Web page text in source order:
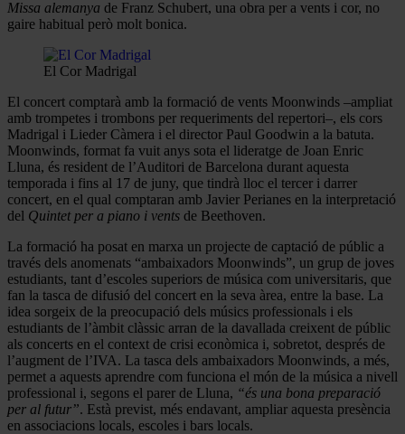
Missa alemanya de Franz Schubert, una obra per a vents i cor, no
gaire habitual però molt bonica.
El Cor Madrigal
El concert comptarà amb la formació de vents Moonwinds –ampliat
amb trompetes i trombons per requeriments del repertori–, els cors
Madrigal i Lieder Càmera i el director Paul Goodwin a la batuta.
Moonwinds, format fa vuit anys sota el lideratge de Joan Enric
Lluna, és resident de l’Auditori de Barcelona durant aquesta
temporada i fins al 17 de juny, que tindrà lloc el tercer i darrer
concert, en el qual comptaran amb Javier Perianes en la interpretació
del Quintet per a piano i vents de Beethoven.
La formació ha posat en marxa un projecte de captació de públic a
través dels anomenats “ambaixadors Moonwinds”, un grup de joves
estudiants, tant d’escoles superiors de música com universitaris, que
fan la tasca de difusió del concert en la seva àrea, entre la base. La
idea sorgeix de la preocupació dels músics professionals i els
estudiants de l’àmbit clàssic arran de la davallada creixent de públic
als concerts en el context de crisi econòmica i, sobretot, després de
l’augment de l’IVA. La tasca dels ambaixadors Moonwinds, a més,
permet a aquests aprendre com funciona el món de la música a nivell
professional i, segons el parer de Lluna, “és una bona preparació
per al futur”. Està previst, més endavant, ampliar aquesta presència
en associacions locals, escoles i bars locals.